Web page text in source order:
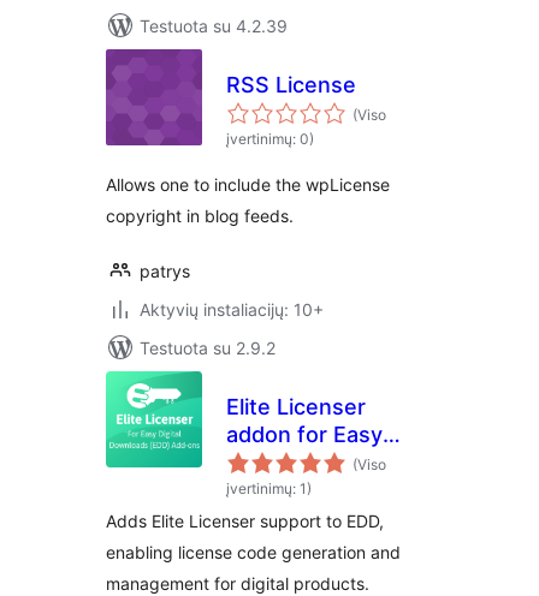
Testuota su 4.2.39
RSS License
(Viso
įvertinimų: 0)
Allows one to include the wpLicense
copyright in blog feeds.
patrys
Aktyvių instaliacijų: 10+
Testuota su 2.9.2
Elite Licenser
addon for Easy
Digital Downloads
(EDD)
(Viso
įvertinimų: 1)
Adds Elite Licenser support to EDD,
enabling license code generation and
management for digital products.